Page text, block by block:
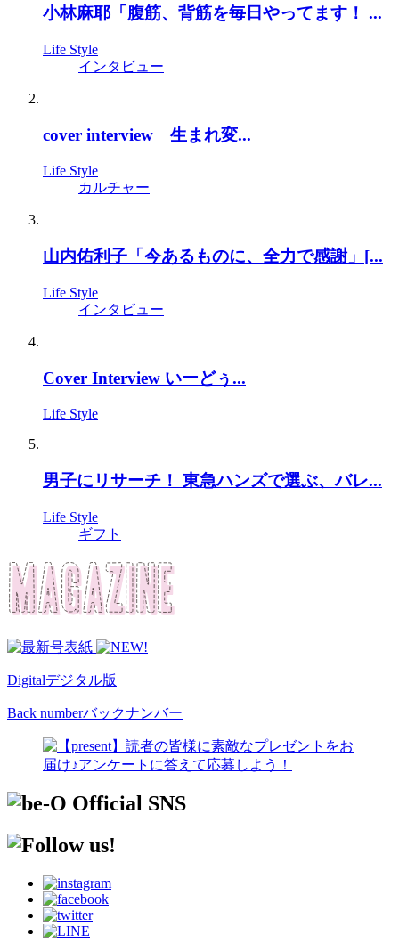
小林麻耶「腹筋、背筋を毎日やってます！ ...
Life Style
インタビュー
cover interview 生まれ変...
Life Style
カルチャー
山内佑利子「今あるものに、全力で感謝」[...
Life Style
インタビュー
Cover Interview いーどぅ...
Life Style
男子にリサーチ！ 東急ハンズで選ぶ、バレ...
Life Style
ギフト
Digitalデジタル版
Back numberバックナンバー